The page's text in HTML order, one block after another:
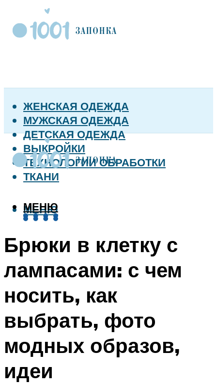
ЖЕНСКАЯ ОДЕЖДА
МУЖСКАЯ ОДЕЖДА
ДЕТСКАЯ ОДЕЖДА
ВЫКРОЙКИ
ТЕХНОЛОГИИ ОБРАБОТКИ
ТКАНИ
МЕНЮ
МЕНЮ
Брюки в клетку с
лампасами: с чем
носить, как
выбрать, фото
модных образов,
идеи